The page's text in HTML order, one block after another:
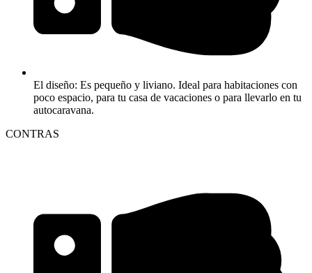
El diseño: Es pequeño y liviano. Ideal para habitaciones con
poco espacio, para tu casa de vacaciones o para llevarlo en tu
autocaravana.
CONTRAS